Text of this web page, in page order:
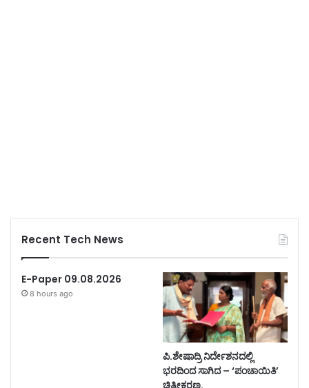
Recent Tech News
E-Paper 09.08.2026
8 hours ago
ಪಿ.ಶೇಷಾದ್ರಿ ನಿರ್ದೇಶನದಲ್ಲಿ
ಭರದಿಂದ ಸಾಗಿದ – ‘ಪಂಚಾಯಿತಿ’